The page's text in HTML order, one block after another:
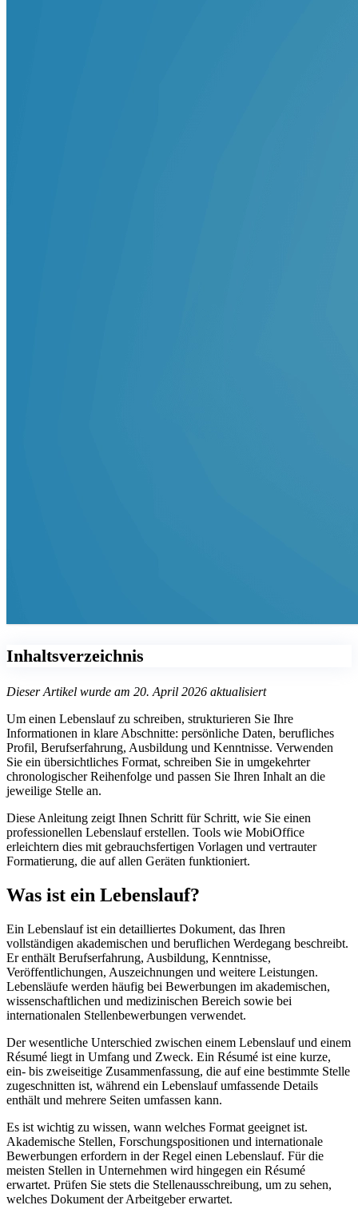
Inhaltsverzeichnis
Dieser Artikel wurde am 20. April 2026 aktualisiert
Um einen Lebenslauf zu schreiben, strukturieren Sie Ihre
Informationen in klare Abschnitte: persönliche Daten, berufliches
Profil, Berufserfahrung, Ausbildung und Kenntnisse. Verwenden
Sie ein übersichtliches Format, schreiben Sie in umgekehrter
chronologischer Reihenfolge und passen Sie Ihren Inhalt an die
jeweilige Stelle an.
Diese Anleitung zeigt Ihnen Schritt für Schritt, wie Sie einen
professionellen Lebenslauf erstellen. Tools wie MobiOffice
erleichtern dies mit gebrauchsfertigen Vorlagen und vertrauter
Formatierung, die auf allen Geräten funktioniert.
Was ist ein Lebenslauf?
Ein Lebenslauf ist ein detailliertes Dokument, das Ihren
vollständigen akademischen und beruflichen Werdegang beschreibt.
Er enthält Berufserfahrung, Ausbildung, Kenntnisse,
Veröffentlichungen, Auszeichnungen und weitere Leistungen.
Lebensläufe werden häufig bei Bewerbungen im akademischen,
wissenschaftlichen und medizinischen Bereich sowie bei
internationalen Stellenbewerbungen verwendet.
Der wesentliche Unterschied zwischen einem Lebenslauf und einem
Résumé liegt in Umfang und Zweck. Ein Résumé ist eine kurze,
ein- bis zweiseitige Zusammenfassung, die auf eine bestimmte Stelle
zugeschnitten ist, während ein Lebenslauf umfassende Details
enthält und mehrere Seiten umfassen kann.
Es ist wichtig zu wissen, wann welches Format geeignet ist.
Akademische Stellen, Forschungspositionen und internationale
Bewerbungen erfordern in der Regel einen Lebenslauf. Für die
meisten Stellen in Unternehmen wird hingegen ein Résumé
erwartet. Prüfen Sie stets die Stellenausschreibung, um zu sehen,
welches Dokument der Arbeitgeber erwartet.